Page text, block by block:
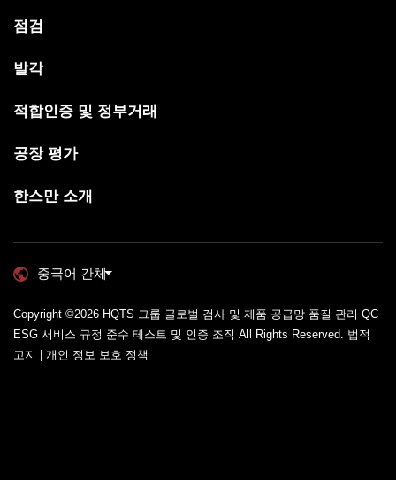
점검
발각
적합인증 및 정부거래
공장 평가
한스만 소개
중국어 간체
Copyright ©2026 HQTS 그룹 글로벌 검사 및 제품 공급망 품질 관리 QC
ESG 서비스 규정 준수 테스트 및 인증 조직 All Rights Reserved. 법적
고지 | 개인 정보 보호 정책